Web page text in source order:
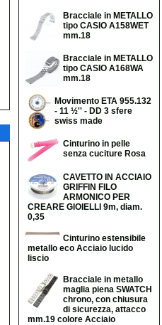
Bracciale in METALLO
tipo CASIO A158WET
mm.18
Bracciale in METALLO
tipo CASIO A168WA
mm.18
Movimento ETA 955.132
- 11 ½'' - DD 3 sfere
swiss made
Cinturino in pelle
senza cuciture Rosa
CAVETTO IN ACCIAIO
GRIFFIN FILO
ARMONICO PER
CREARE GIOIELLI 9m, diam.
0,35
Cinturino estensibile
metallo eco Acciaio lucido
liscio
Bracciale in metallo
maglia piena SWATCH
chrono, con chiusura
di sicurezza, attacco
mm.19 colore Acciaio